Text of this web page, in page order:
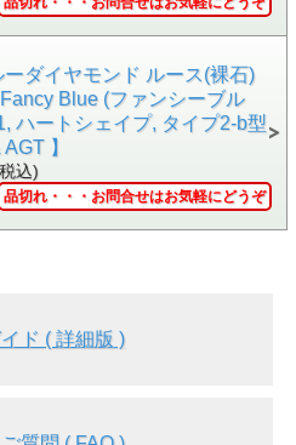
▲裏面画像画像ではツー
ますが、実際はブラック一
色です。
ーダイヤモンド ルース(裸石)
Blue (ファンシーブル
ハートシェイプ, タイプ2-b型
AGT 】
込)
品切れ・・・お問合せはお気軽にどうぞ
ド ( 詳細版 )